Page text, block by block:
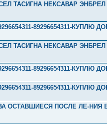
ТАСИГНА НЕКСАВАР
89296654311-89296654311-
ТАСИГНА НЕКСАВАР
89296654311-89296654311-
89296654311-89296654311-
ОСТАВШИЕСЯ ПОСЛЕ ЛЕ-НИЯ